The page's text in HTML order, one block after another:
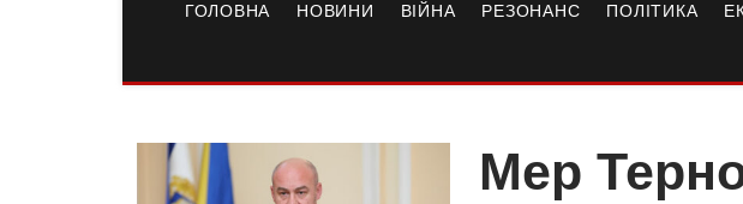
ГОЛОВНА НОВИНИ ВІЙНА РЕЗОНАНС ПОЛІТИКА
Мер